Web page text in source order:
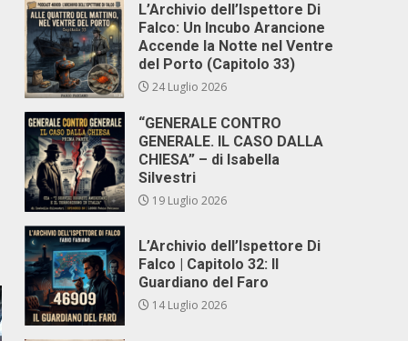
L’Archivio dell’Ispettore Di
Falco: Un Incubo Arancione
Accende la Notte nel Ventre
del Porto (Capitolo 33)
24 Luglio 2026
“GENERALE CONTRO
GENERALE. IL CASO DALLA
CHIESA” – di Isabella
Silvestri
19 Luglio 2026
L’Archivio dell’Ispettore Di
Falco | Capitolo 32: Il
Guardiano del Faro
14 Luglio 2026